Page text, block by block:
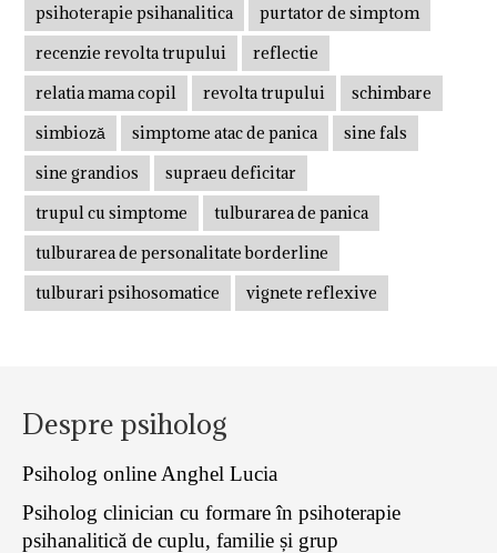
psihoterapie psihanalitica
purtator de simptom
recenzie revolta trupului
reflectie
relatia mama copil
revolta trupului
schimbare
simbioză
simptome atac de panica
sine fals
sine grandios
supraeu deficitar
trupul cu simptome
tulburarea de panica
tulburarea de personalitate borderline
tulburari psihosomatice
vignete reflexive
Despre psiholog
Psiholog online Anghel Lucia
Psiholog clinician cu formare în psihoterapie
psihanalitică de cuplu, familie și grup